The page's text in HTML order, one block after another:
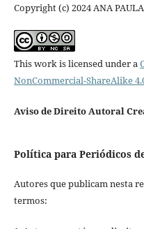
Copyright (c) 2024 ANA
This work is licensed under a
NonCommercial-ShareAlike
Aviso de Direito Autoral
Política para Periódicos
Autores que publicam nesta
termos: